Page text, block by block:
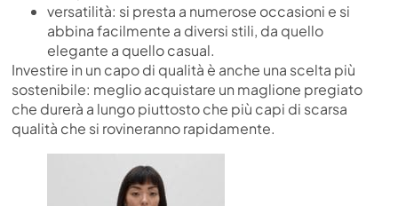
versatilità: si presta a numerose occasioni e si
abbina facilmente a diversi stili, da quello
elegante a quello casual.
Investire in un capo di qualità è anche una scelta più
sostenibile: meglio acquistare un maglione pregiato
che durerà a lungo piuttosto che più capi di scarsa
qualità che si rovineranno rapidamente.